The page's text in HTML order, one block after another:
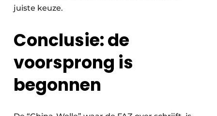
juiste keuze.
Conclusie: de
voorsprong is
begonnen